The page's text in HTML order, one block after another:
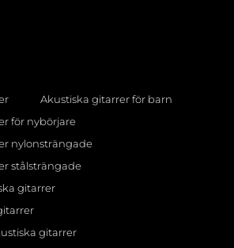
Akustiska gitarrer för barn
för nybörjare
nylonsträngade
stålsträngade
gitarrer
gitarrer